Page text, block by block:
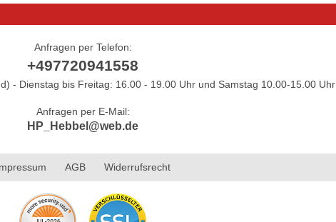
Anfragen per Telefon:
+497720941558
- Dienstag bis Freitag: 16.00 - 19.00 Uhr und Samstag 10.00-15.00 Uhr
Anfragen per E-Mail:
HP_Hebbel@web.de
AGB Widerrufsrecht